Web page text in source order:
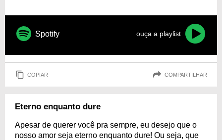
Spotify ouça a playlist
COPIAR COMPARTILHAR
Eterno enquanto dure
Apesar de querer você pra sempre, eu desejo que o
nosso amor seja eterno enquanto dure! Ou seja, que